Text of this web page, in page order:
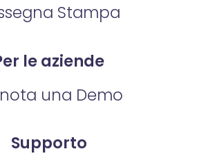
Stampa
le aziende
una Demo
Supporto